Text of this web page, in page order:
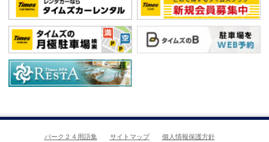
パーク２４用語集 サイトマップ 個人情報保護方針